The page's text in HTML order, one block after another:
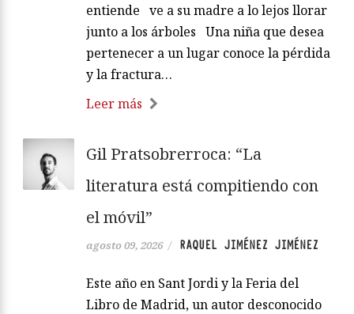
entiende ve a su madre a lo lejos llorar
junto a los árboles Una niña que desea
pertenecer a un lugar conoce la pérdida
y la fractura…
Leer más
Gil Pratsobrerroca: “La
literatura está compitiendo con
el móvil”
agosto 09, 2026 / RAQUEL JIMÉNEZ JIMÉNEZ
Este año en Sant Jordi y la Feria del
Libro de Madrid, un autor desconocido